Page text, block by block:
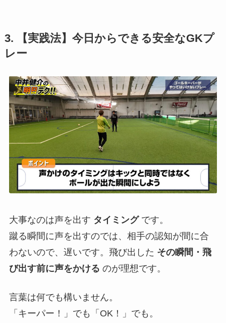
3. 【実践法】今日からできる安全なGKプ
レー
大事なのは声を出す タイミングです。
蹴る瞬間に声を出すのでは、相手の認知が間に合
わないので、遅いです。飛び出した その瞬間・飛
び出す前に声をかける のが理想です。
言葉は何でも構いません。
「キーパー！」でも「OK！」でも。